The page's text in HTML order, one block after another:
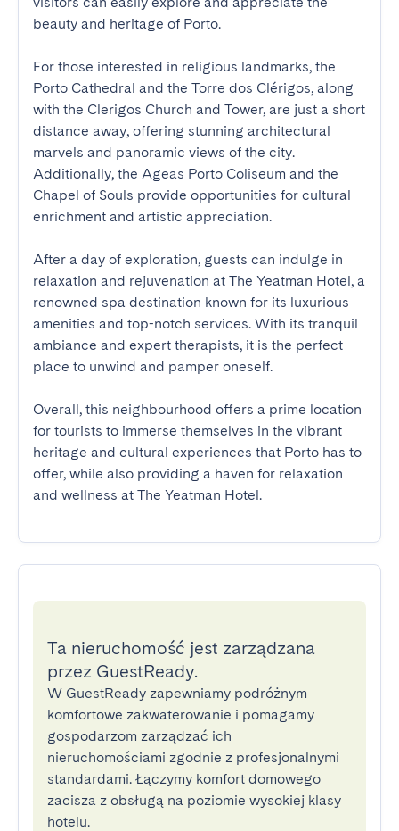
beauty and heritage of Porto.
For those interested in religious landmarks, the
Porto Cathedral and the Torre dos Clérigos, along
with the Clerigos Church and Tower, are just a short
distance away, offering stunning architectural
marvels and panoramic views of the city.
Additionally, the Ageas Porto Coliseum and the
Chapel of Souls provide opportunities for cultural
enrichment and artistic appreciation.
After a day of exploration, guests can indulge in
relaxation and rejuvenation at The Yeatman Hotel, a
renowned spa destination known for its luxurious
amenities and top-notch services. With its tranquil
ambiance and expert therapists, it is the perfect
place to unwind and pamper oneself.
Overall, this neighbourhood offers a prime location
for tourists to immerse themselves in the vibrant
heritage and cultural experiences that Porto has to
offer, while also providing a haven for relaxation
and wellness at The Yeatman Hotel.
Ta nieruchomość jest zarządzana
przez GuestReady.
W GuestReady zapewniamy podróżnym
komfortowe zakwaterowanie i pomagamy
gospodarzom zarządzać ich
nieruchomościami zgodnie z profesjonalnymi
standardami. Łączymy komfort domowego
zacisza z obsługą na poziomie wysokiej klasy
hotelu.